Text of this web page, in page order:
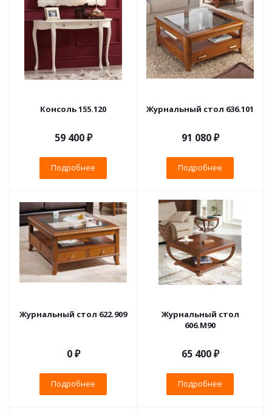
Консоль 155.120
59 400 ₽
Подробнее
Журнальный стол 636.101
91 080 ₽
Подробнее
Журнальный стол 622.909
0 ₽
Подробнее
Журнальный стол
606.М90
65 400 ₽
Подробнее